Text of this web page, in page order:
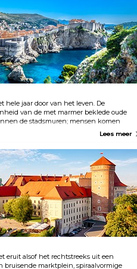
hele jaar door van het leven. De
van de met marmer beklede oude
de stadsmuren; mensen komen
smalle steegjes, cafés en bars. De
de bezoeker met hun charme.
Lees meer
eruit alsof het rechtstreeks uit een
bruisende marktplein, spiraalvormige